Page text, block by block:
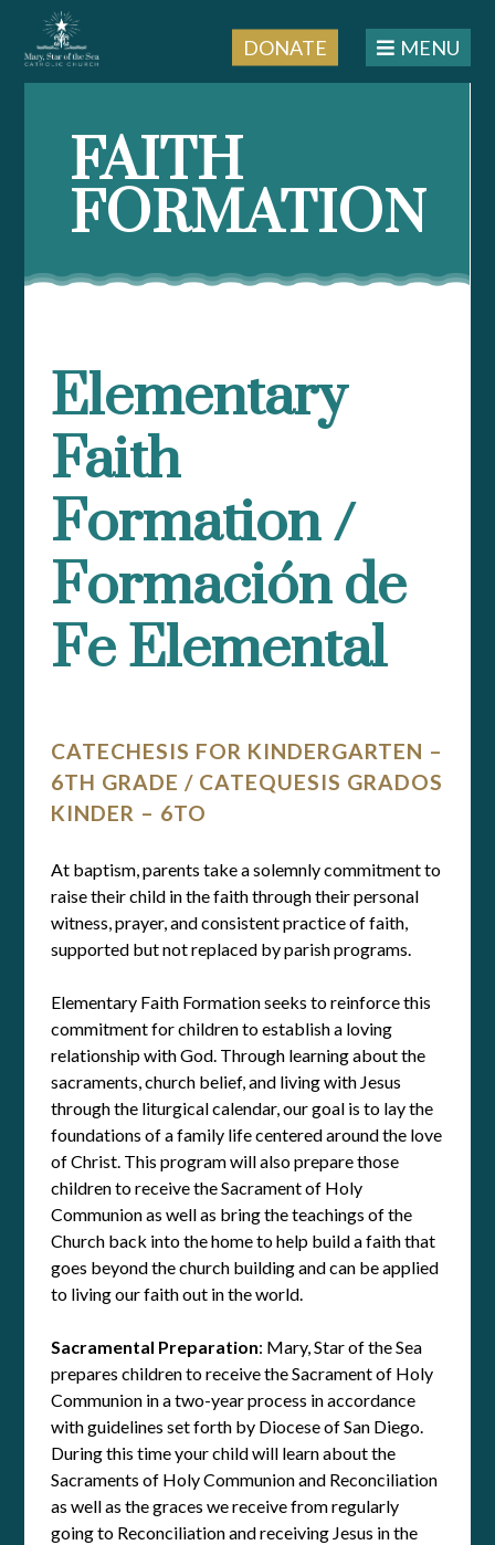
DONATE MENU
FAITH
FORMATION
Elementary
Faith
Formation /
Formación de
Fe Elemental
CATECHESIS FOR KINDERGARTEN –
6TH GRADE / CATEQUESIS GRADOS
KINDER – 6TO
At baptism, parents take a solemnly commitment to
raise their child in the faith through their personal
witness, prayer, and consistent practice of faith,
supported but not replaced by parish programs.
Elementary Faith Formation seeks to reinforce this
commitment for children to establish a loving
relationship with God. Through learning about the
sacraments, church belief, and living with Jesus
through the liturgical calendar, our goal is to lay the
foundations of a family life centered around the love
of Christ. This program will also prepare those
children to receive the Sacrament of Holy
Communion as well as bring the teachings of the
Church back into the home to help build a faith that
goes beyond the church building and can be applied
to living our faith out in the world.
Sacramental Preparation: Mary, Star of the Sea
prepares children to receive the Sacrament of Holy
Communion in a two-year process in accordance
with guidelines set forth by Diocese of San Diego.
During this time your child will learn about the
Sacraments of Holy Communion and Reconciliation
as well as the graces we receive from regularly
going to Reconciliation and receiving Jesus in the